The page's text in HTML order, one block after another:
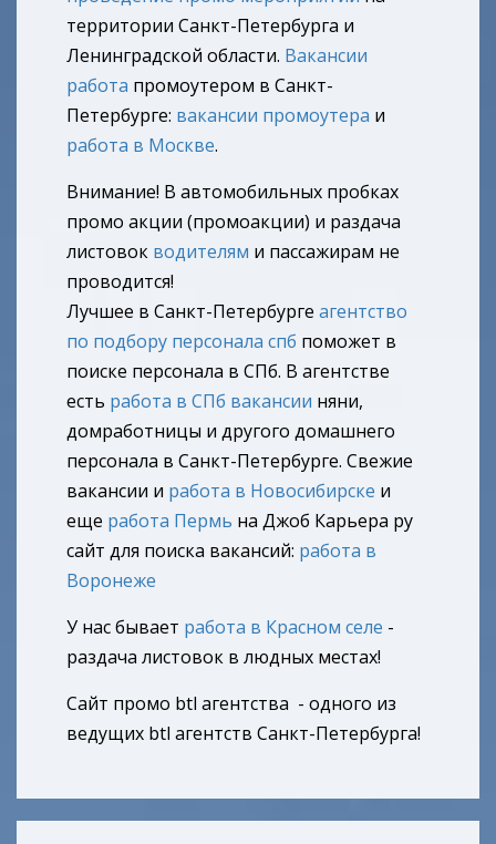
территории Санкт-Петербурга и
Ленинградской области. Вакансии
работа промоутером в Санкт-
Петербурге: вакансии промоутера и
работа в Москве.
Внимание! В автомобильных пробках
промо акции (промоакции) и раздача
листовок водителям и пассажирам не
проводится!
Лучшее в Санкт-Петербурге агентство
по подбору персонала спб поможет в
поиске персонала в СПб. В агентстве
есть работа в СПб вакансии няни,
домработницы и другого домашнего
персонала в Санкт-Петербурге. Свежие
вакансии и работа в Новосибирске и
еще работа Пермь на Джоб Карьера ру
сайт для поиска вакансий: работа в
Воронеже
У нас бывает работа в Красном селе -
раздача листовок в людных местах!
Сайт промо btl агентства - одного из
ведущих btl агентств Санкт-Петербурга!